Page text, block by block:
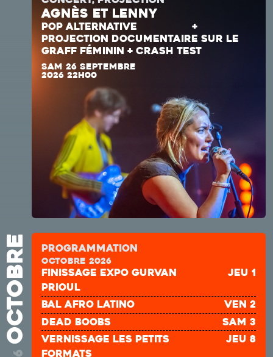
AGNÈS ET LENNY
POP ALTERNATIVE
+
PROJECTION DOCUMENTAIRE SUR LE
GRAFF FÉMININ + CRASH TEST
SAM 26 SEPTEMBRE
2026 22H00
octobre Programmation
octobre 2026
Finissage expo Gurvan
prioul
jeu 1
bal afro latino
ven 2
DEAD BOOBS
sam 3
Vernissage les petits
formats
jeu 8